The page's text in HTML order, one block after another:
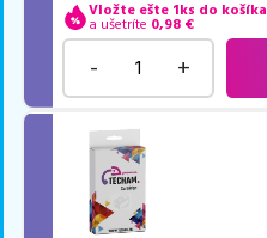
Vložte ešte 1ks do košíka
a ušetríte 0,98 €
- +